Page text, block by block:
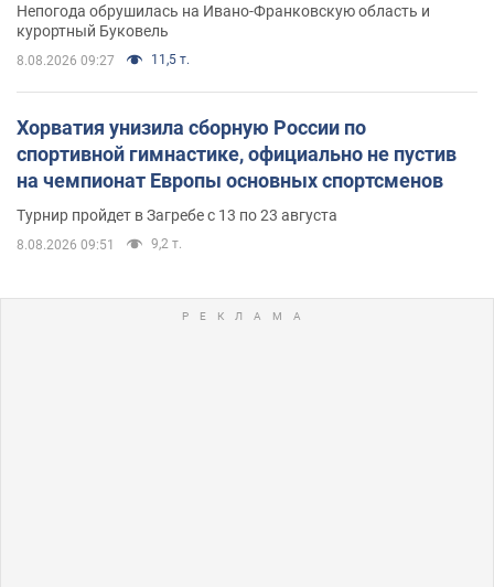
Непогода обрушилась на Ивано-Франковскую область и
курортный Буковель
8.08.2026 09:27 11,5 т.
Хорватия унизила сборную России по
спортивной гимнастике, официально не пустив
на чемпионат Европы основных спортсменов
Турнир пройдет в Загребе с 13 по 23 августа
8.08.2026 09:51 9,2 т.